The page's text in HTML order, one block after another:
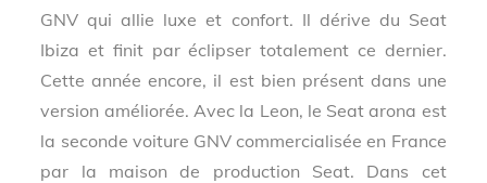
GNV qui allie luxe et confort. Il dérive du Seat
Ibiza et finit par éclipser totalement ce dernier.
Cette année encore, il est bien présent dans une
version améliorée. Avec la Leon, le Seat arona est
la seconde voiture GNV commercialisée en France
par la maison de production Seat. Dans cet